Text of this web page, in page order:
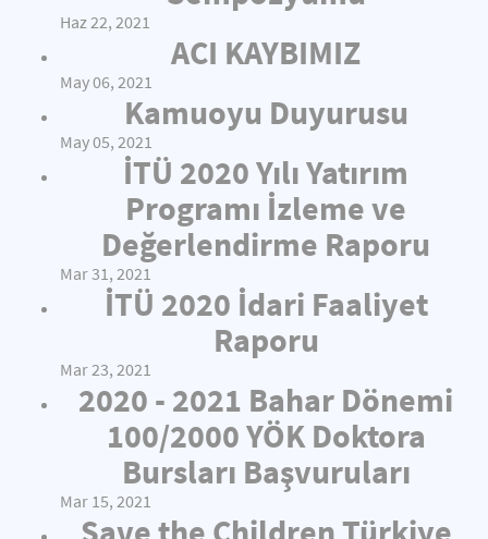
Haz 22, 2021
ACI KAYBIMIZ
May 06, 2021
Kamuoyu Duyurusu
May 05, 2021
İTÜ 2020 Yılı Yatırım
Programı İzleme ve
Değerlendirme Raporu
Mar 31, 2021
İTÜ 2020 İdari Faaliyet
Raporu
Mar 23, 2021
2020 - 2021 Bahar Dönemi
100/2000 YÖK Doktora
Bursları Başvuruları
Mar 15, 2021